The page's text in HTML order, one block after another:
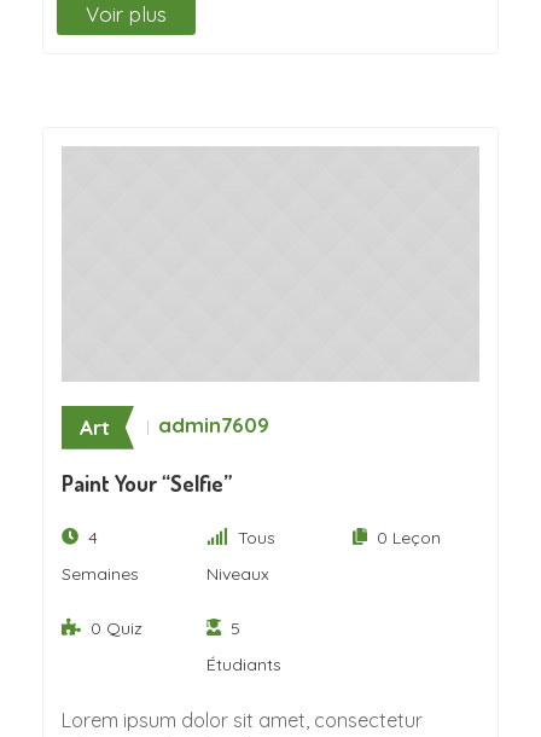
Voir plus
Art admin7609
Paint Your “Selfie”
4
Semaines
Tous
Niveaux
0 Leçon
0 Quiz
5
Étudiants
Lorem ipsum dolor sit amet, consectetur